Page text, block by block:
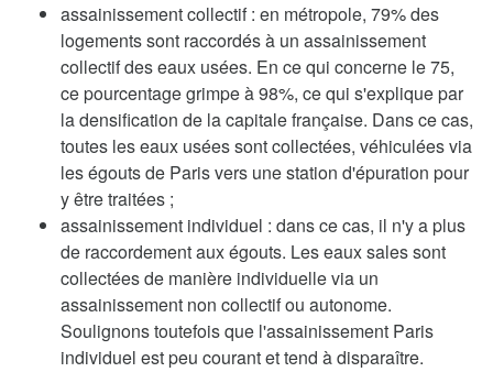
assainissement collectif : en métropole, 79% des
logements sont raccordés à un assainissement
collectif des eaux usées. En ce qui concerne le 75,
ce pourcentage grimpe à 98%, ce qui s'explique par
la densification de la capitale française. Dans ce cas,
toutes les eaux usées sont collectées, véhiculées via
les égouts de Paris vers une station d'épuration pour
y être traitées ;
assainissement individuel : dans ce cas, il n'y a plus
de raccordement aux égouts. Les eaux sales sont
collectées de manière individuelle via un
assainissement non collectif ou autonome.
Soulignons toutefois que l'assainissement Paris
individuel est peu courant et tend à disparaître.